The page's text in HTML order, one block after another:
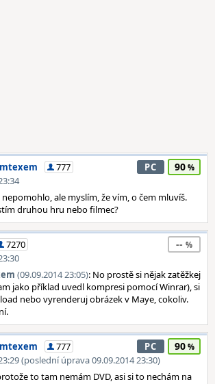
777
PC 90
ale myslím, že vím, o čem mluvíš.
druhou hru nebo filmec?
7270
--
(09.09.2014 23:05): No prostě si nějak zatěžkej
jako příklad uvedl kompresi pomocí Winrar), si
nebo vyrenderuj obrázek v Maye, cokoliv.
777
(poslední úprava 09.09.2014 23:30)
PC 90
to tam nemám DVD, asi si to nechám na